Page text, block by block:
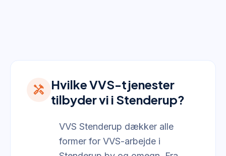
handyman Hvilke VVS-tjenester
tilbyder vi i Stenderup?
VVS Stenderup dækker alle
former for VVS-arbejde i